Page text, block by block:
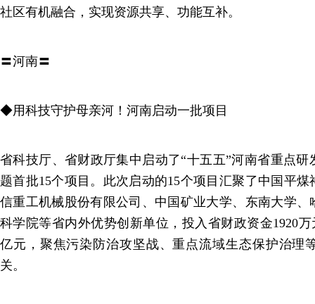
社区有机融合，实现资源共享、功能互补。
〓河南〓
◆用科技守护母亲河！河南启动一批项目
省科技厅、省财政厅集中启动了“十五五”河南省重点
题首批15个项目。此次启动的15个项目汇聚了中国平
信重工机械股份有限公司、中国矿业大学、东南大学
科学院等省内外优势创新单位，投入省财政资金1920
亿元，聚焦污染防治攻坚战、重点流域生态保护治理
关。